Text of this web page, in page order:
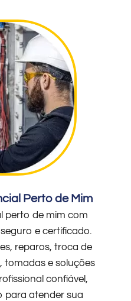
Perto de Mim
perto de mim com
e certificado.
reparos, troca de
tomadas e soluções
confiável,
para atender sua